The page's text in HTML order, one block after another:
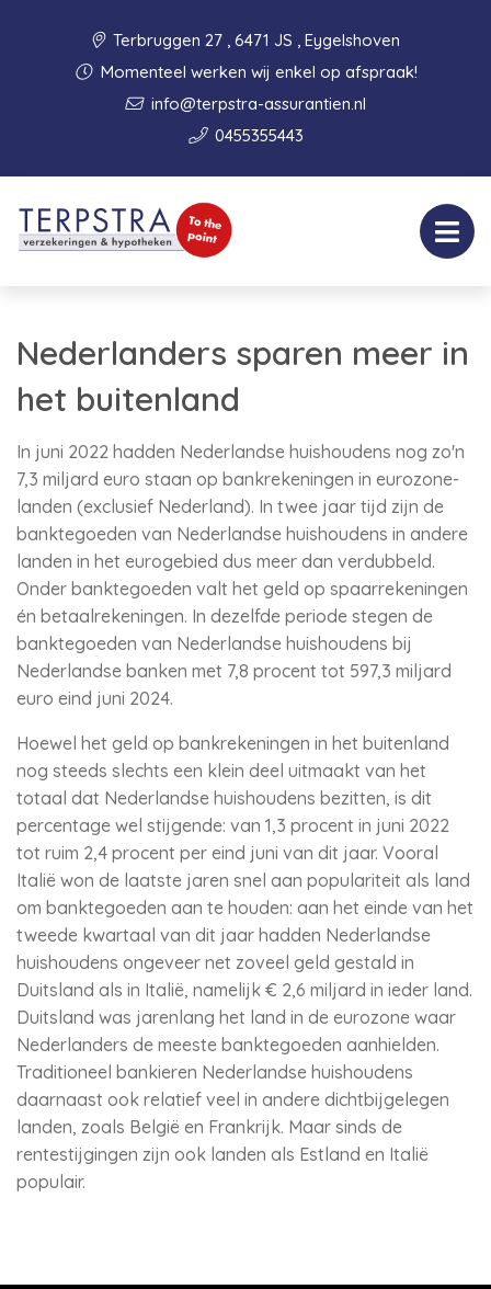
Terbruggen 27 , 6471 JS , Eygelshoven
Momenteel werken wij enkel op afspraak!
info@terpstra-assurantien.nl
0455355443
Nederlanders sparen meer in
het buitenland
In juni 2022 hadden Nederlandse huishoudens nog zo'n
7,3 miljard euro staan op bankrekeningen in eurozone-
landen (exclusief Nederland). In twee jaar tijd zijn de
banktegoeden van Nederlandse huishoudens in andere
landen in het eurogebied dus meer dan verdubbeld.
Onder banktegoeden valt het geld op spaarrekeningen
én betaalrekeningen. In dezelfde periode stegen de
banktegoeden van Nederlandse huishoudens bij
Nederlandse banken met 7,8 procent tot 597,3 miljard
euro eind juni 2024.
Hoewel het geld op bankrekeningen in het buitenland
nog steeds slechts een klein deel uitmaakt van het
totaal dat Nederlandse huishoudens bezitten, is dit
percentage wel stijgende: van 1,3 procent in juni 2022
tot ruim 2,4 procent per eind juni van dit jaar. Vooral
Italië won de laatste jaren snel aan populariteit als land
om banktegoeden aan te houden: aan het einde van het
tweede kwartaal van dit jaar hadden Nederlandse
huishoudens ongeveer net zoveel geld gestald in
Duitsland als in Italië, namelijk € 2,6 miljard in ieder land.
Duitsland was jarenlang het land in de eurozone waar
Nederlanders de meeste banktegoeden aanhielden.
Traditioneel bankieren Nederlandse huishoudens
daarnaast ook relatief veel in andere dichtbijgelegen
landen, zoals België en Frankrijk. Maar sinds de
rentestijgingen zijn ook landen als Estland en Italië
populair.